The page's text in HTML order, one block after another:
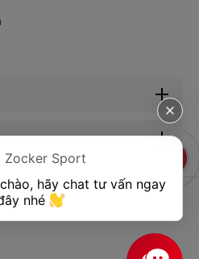
2025 của Zocker.
& SEO - Tất Thành
Zocker Sport
hãy chat tư vấn ngay
nhé